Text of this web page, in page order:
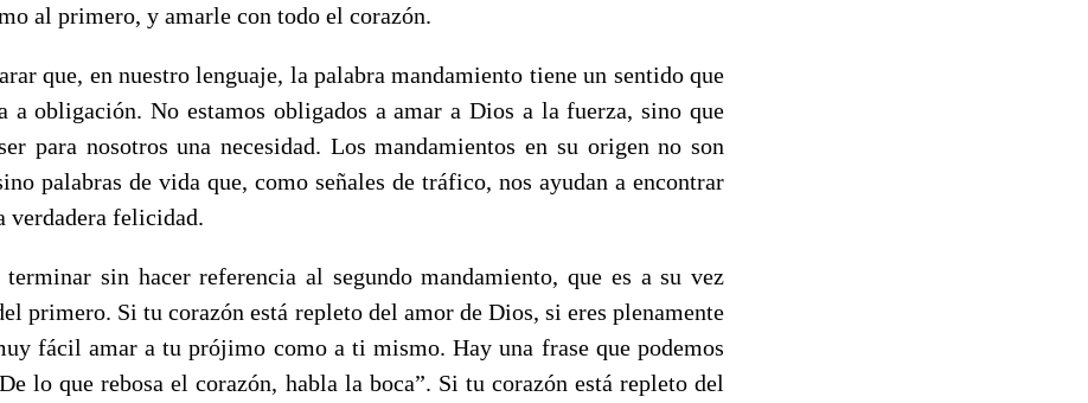
al primero, y amarle con todo el corazón.
que, en nuestro lenguaje, la palabra mandamiento tiene un sentido que
a obligación. No estamos obligados a amar a Dios a la fuerza, sino que
para nosotros una necesidad. Los mandamientos en su origen no son
palabras de vida que, como señales de tráfico, nos ayudan a encontrar
verdadera felicidad.
terminar sin hacer referencia al segundo mandamiento, que es a su vez
primero. Si tu corazón está repleto del amor de Dios, si eres plenamente
fácil amar a tu prójimo como a ti mismo. Hay una frase que podemos
lo que rebosa el corazón, habla la boca”. Si tu corazón está repleto del